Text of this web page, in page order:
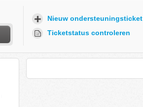
Nieuw ondersteuningsticket
Ticketstatus controleren